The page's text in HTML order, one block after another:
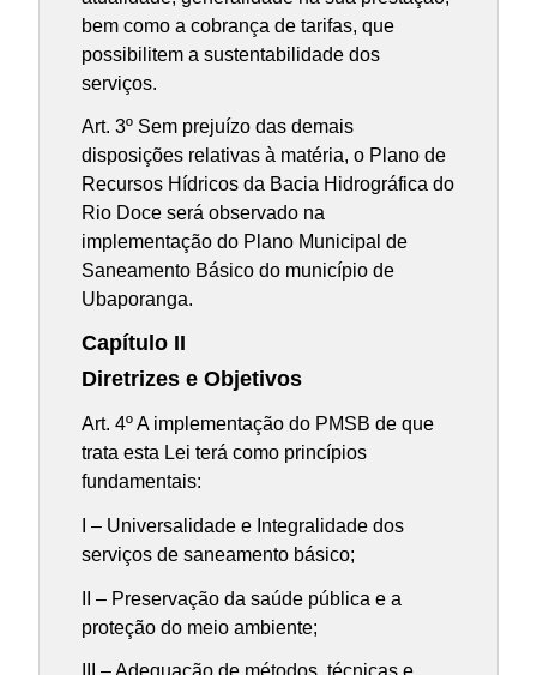
bem como a cobrança de tarifas, que
possibilitem a sustentabilidade dos
serviços.
Art. 3º Sem prejuízo das demais
disposições relativas à matéria, o Plano de
Recursos Hídricos da Bacia Hidrográfica do
Rio Doce será observado na
implementação do Plano Municipal de
Saneamento Básico do município de
Ubaporanga.
Capítulo II
Diretrizes e Objetivos
Art. 4º A implementação do PMSB de que
trata esta Lei terá como princípios
fundamentais:
I – Universalidade e Integralidade dos
serviços de saneamento básico;
II – Preservação da saúde pública e a
proteção do meio ambiente;